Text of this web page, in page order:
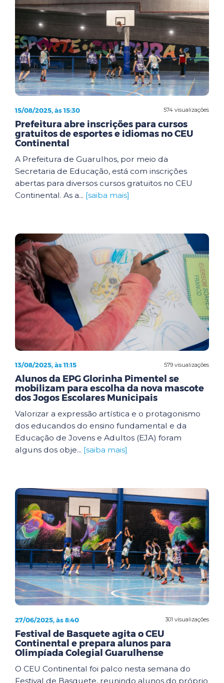
574 visualizações
15/08/2025, às 15:30
Prefeitura abre inscrições para cursos
gratuitos de esportes e idiomas no CEU
Continental
A Prefeitura de Guarulhos, por meio da
Secretaria de Educação, está com inscrições
abertas para diversos cursos gratuitos no CEU
Continental. As a... [saiba mais]
579 visualizações
13/08/2025, às 11:15
Alunos da EPG Glorinha Pimentel se
mobilizam para escolha da nova mascote
dos Jogos Escolares Municipais
Valorizar a expressão artística e o protagonismo
dos educandos do ensino fundamental e da
Educação de Jovens e Adultos (EJA) foram
alguns dos obje... [saiba mais]
301 visualizações
27/06/2025, às 8:40
Festival de Basquete agita o CEU
Continental e prepara alunos para
Olimpíada Colegial Guarulhense
O CEU Continental foi palco nesta semana do
Festival de Basquete, reunindo alunos do próprio